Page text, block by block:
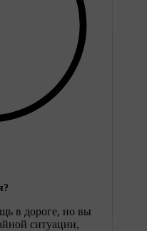
в дороге, но вы
ситуации,